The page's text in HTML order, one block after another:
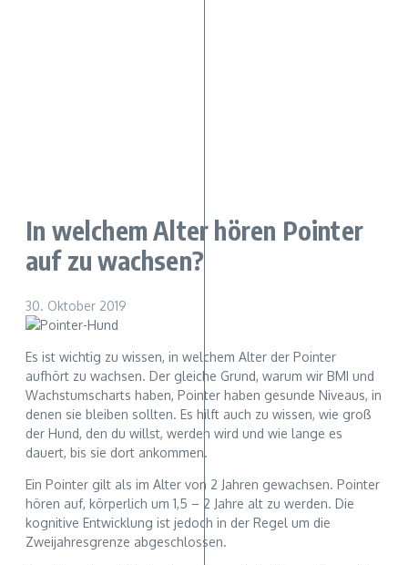
In welchem Alter hören Pointer
auf zu wachsen?
30. Oktober 2019
Es ist wichtig zu wissen, in welchem Alter der Pointer
aufhört zu wachsen. Der gleiche Grund, warum wir BMI und
Wachstumscharts haben, Pointer haben gesunde Niveaus, in
denen sie bleiben sollten. Es hilft auch zu wissen, wie groß
der Hund, den du willst, werden wird und wie lange es
dauert, bis sie dort ankommen.
Ein Pointer gilt als im Alter von 2 Jahren gewachsen. Pointer
hören auf, körperlich um 1,5 – 2 Jahre alt zu werden. Die
kognitive Entwicklung ist jedoch in der Regel um die
Zweijahresgrenze abgeschlossen.